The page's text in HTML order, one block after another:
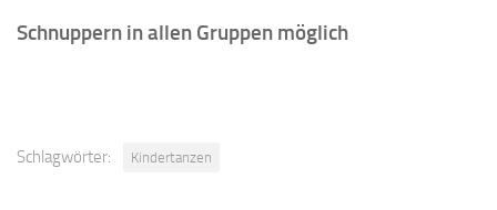
Schnuppern in allen Gruppen möglich
Schlagwörter: Kindertanzen